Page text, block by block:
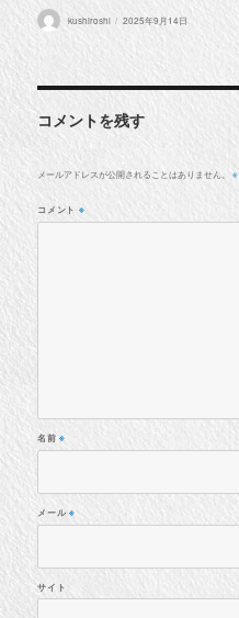
投
kushiroshi
投
2025年9月14日
コメントを残す
メールアドレスが公開されることはありません。 ※
コメント ※
名前※
メール ※
サイト